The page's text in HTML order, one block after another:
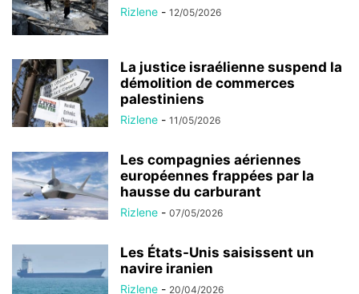
Rizlene - 12/05/2026
La justice israélienne suspend la
démolition de commerces
palestiniens
Rizlene - 11/05/2026
Les compagnies aériennes
européennes frappées par la
hausse du carburant
Rizlene - 07/05/2026
Les États-Unis saisissent un
navire iranien
Rizlene - 20/04/2026